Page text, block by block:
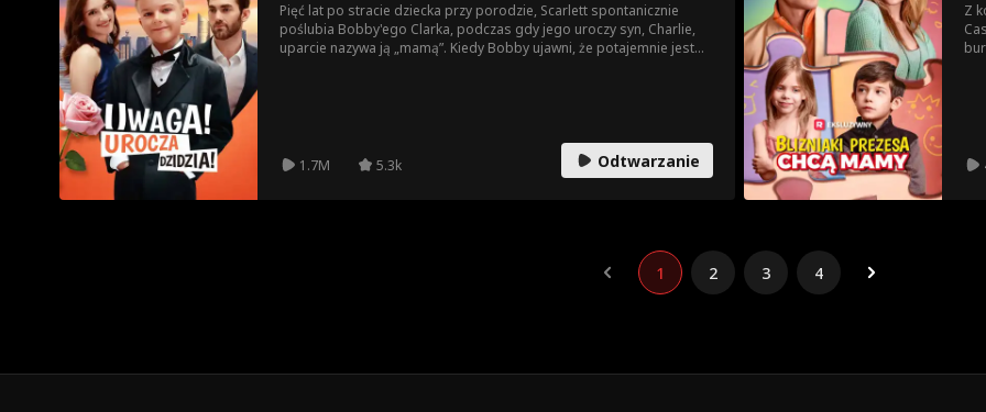
Pięć lat po stracie dziecka przy porodzie, Scarlett spontanicznie
poślubia Bobby'ego Clarka, podczas gdy jego uroczy syn, Charlie,
uparcie nazywa ją „mamą”. Kiedy Bobby ujawni, że potajemnie jest
1.7M 5.3k Odtwarzanie
Z
1 2 3 4